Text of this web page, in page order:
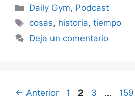
Categorías
Daily Gym, Podcast
Etiquetas
cosas, historia,tiempo
Deja un comentario
← Anterior Página
1 Página
2 Página
3 … 159